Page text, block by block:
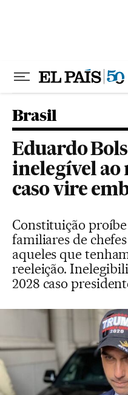
Brasil
Eduardo
inelegível ao
caso vire
Constituição
familiares de
aqueles que
reeleição.
2028 caso